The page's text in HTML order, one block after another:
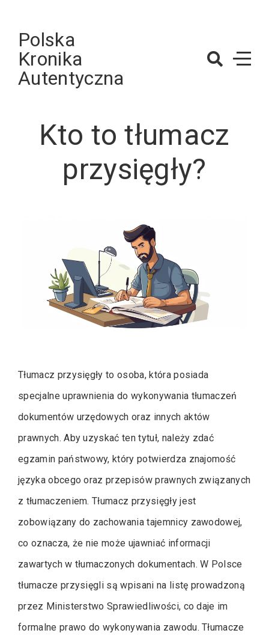
contentPolska
Kronika
Autentyczna
Kto to tłumacz
przysięgły?
Tłumacz przysięgły to osoba, która posiada
specjalne uprawnienia do wykonywania tłumaczeń
dokumentów urzędowych oraz innych aktów
prawnych. Aby uzyskać ten tytuł, należy zdać
egzamin państwowy, który potwierdza znajomość
języka obcego oraz przepisów prawnych związanych
z tłumaczeniem. Tłumacz przysięgły jest
zobowiązany do zachowania tajemnicy zawodowej,
co oznacza, że nie może ujawniać informacji
zawartych w tłumaczonych dokumentach. W Polsce
tłumacze przysięgli są wpisani na listę prowadzoną
przez Ministerstwo Sprawiedliwości, co daje im
formalne prawo do wykonywania zawodu. Tłumacze